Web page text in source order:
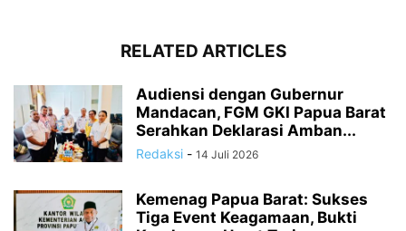
RELATED ARTICLES
Audiensi dengan Gubernur
Mandacan, FGM GKI Papua Barat
Serahkan Deklarasi Amban...
Redaksi - 14 Juli 2026
Kemenag Papua Barat: Sukses
Tiga Event Keagamaan, Bukti